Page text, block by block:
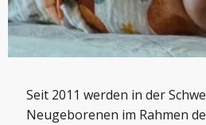
Seit 2011 werden in der
Neugeborenen im Rahmen